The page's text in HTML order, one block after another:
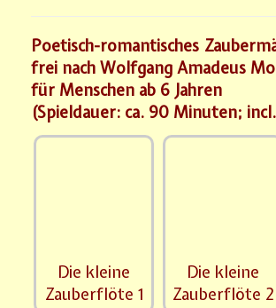
Poetisch-romantisches
frei nach Wolfgang Amadeus
für Menschen ab 6 Jahren
(Spieldauer: ca. 90 Minuten;
Die kleine
Zauberflöte 1
Die kleine
Zauberflöte 2